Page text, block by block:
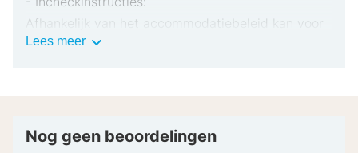
Afhankelijk van het accommodatiebeleid kan voor
extra personen een toeslag in rekening worden
pinpas of borgsom in contanten te verstrekken
Lees meerBelangrijke
Nog geen beoordelingen